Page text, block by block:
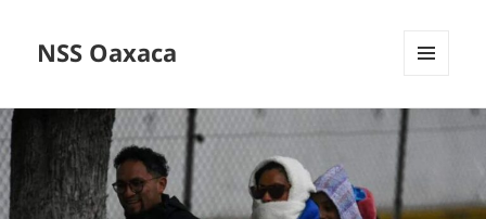
NSS Oaxaca
WIDGETS